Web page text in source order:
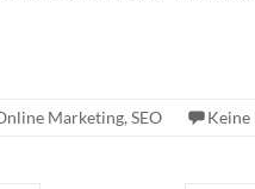
Marketing, SEO